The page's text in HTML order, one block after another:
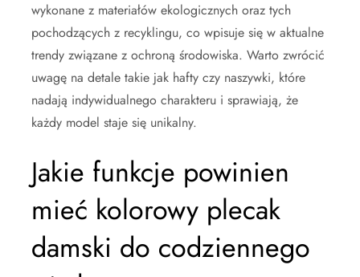
wykonane z materiałów ekologicznych oraz tych
pochodzących z recyklingu, co wpisuje się w aktualne
trendy związane z ochroną środowiska. Warto zwrócić
uwagę na detale takie jak hafty czy naszywki, które
nadają indywidualnego charakteru i sprawiają, że
każdy model staje się unikalny.
Jakie funkcje powinien
mieć kolorowy plecak
damski do codziennego